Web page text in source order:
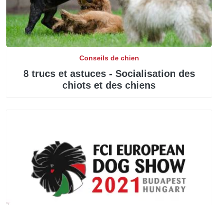
Conseils de chien
8 trucs et astuces - Socialisation des
chiots et des chiens